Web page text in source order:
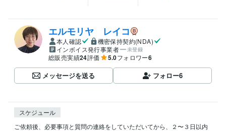
エルモリヤ レイコ
本人確認
機密保持契約(NDA)
インボイス発行事業者
未登録
総販売実績24評価 5.0フォロワー6
メッセージを送る フォロー6
スケジュール
ご依頼後、必要事項と質問の連絡をしていただいてから、２〜３日以内